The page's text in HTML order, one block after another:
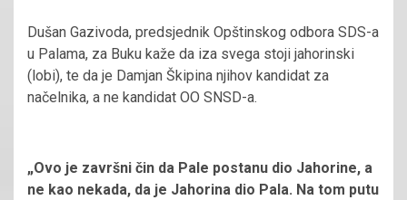
Dušan Gazivoda, predsjednik Opštinskog odbora SDS-a
u Palama, za Buku kaže da iza svega stoji jahorinski
(lobi), te da je Damjan Škipina njihov kandidat za
načelnika, a ne kandidat OO SNSD-a.
„Ovo je završni čin da Pale postanu dio Jahorine, a
ne kao nekada, da je Jahorina dio Pala. Na tom putu